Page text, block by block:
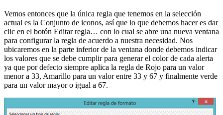
Vemos entonces que la única regla que tenemos en la selección
actual es la Conjunto de iconos, así que lo que debemos hacer es dar
clic en el botón Editar regla… con lo cual se abre una nueva ventana
para configurar la regla de acuerdo a nuestra necesidad. Nos
ubicaremos en la parte inferior de la ventana donde debemos indicar
los valores que se debe cumplir para generar el color de cada alerta
ya que por defecto siempre aplica la regla de Rojo para un valor
menor a 33, Amarillo para un valor entre 33 y 67 y finalmente verde
para un valor mayor o igual a 67.